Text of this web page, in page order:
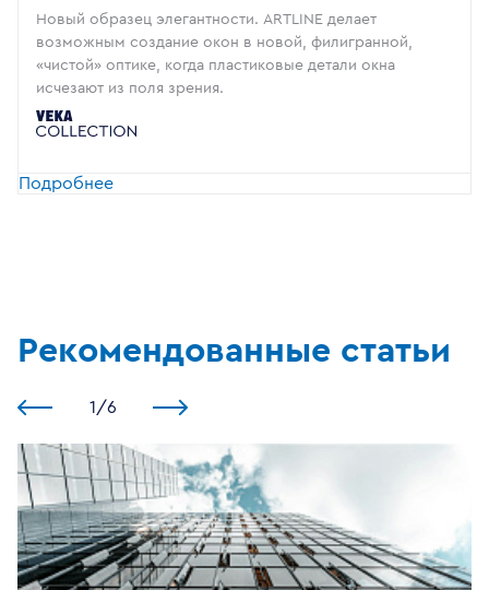
Новый образец элегантности. ARTLINE делает
возможным создание окон в новой, филигранной,
«чистой» оптике, когда пластиковые детали окна
исчезают из поля зрения.
Подробнее
Рекомендованные статьи
1 /6